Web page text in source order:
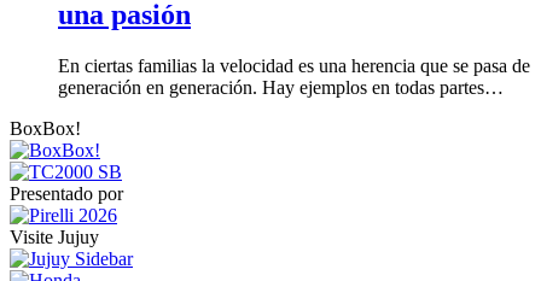
una pasión
En ciertas familias la velocidad es una herencia que se pasa de
generación en generación. Hay ejemplos en todas partes…
BoxBox!
Presentado por
Visite Jujuy